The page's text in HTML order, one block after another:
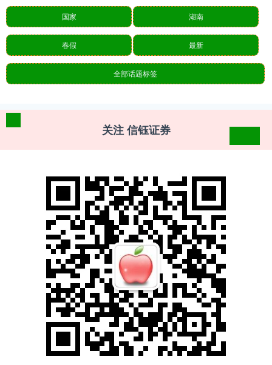
国家 湖南
春假 最新
全部话题标签
关注 信钰证券